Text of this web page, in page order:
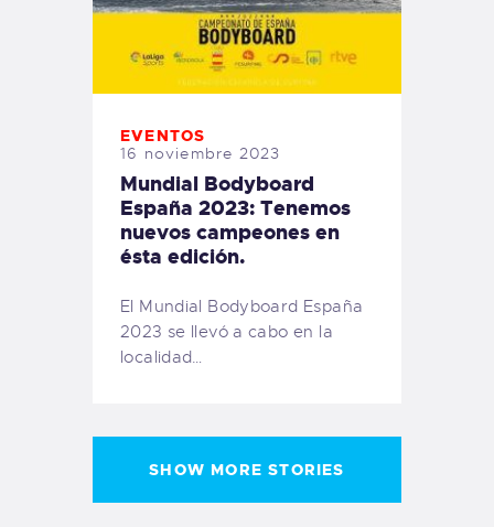
EVENTOS
16 noviembre 2023
Mundial Bodyboard
España 2023: Tenemos
nuevos campeones en
ésta edición.
El Mundial Bodyboard España
2023 se llevó a cabo en la
localidad…
SHOW MORE STORIES